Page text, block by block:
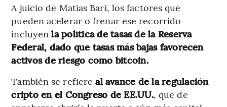
A juicio de Matias Bari, los factores que
pueden acelerar o frenar ese recorrido
incluyen la política de tasas de la Reserva
Federal, dado que tasas más bajas favorecen
activos de riesgo como bitcoin.
También se refiereal avance de la regulación
cripto en el Congreso de EE.UU., que de